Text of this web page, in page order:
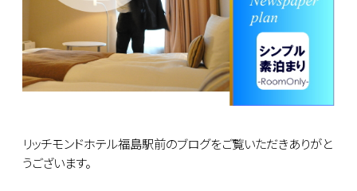
リッチモンドホテル福島駅前のブログをご覧いただきありがと
うございます。